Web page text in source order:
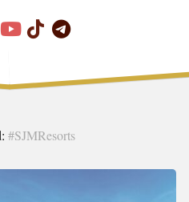
#SJMResorts